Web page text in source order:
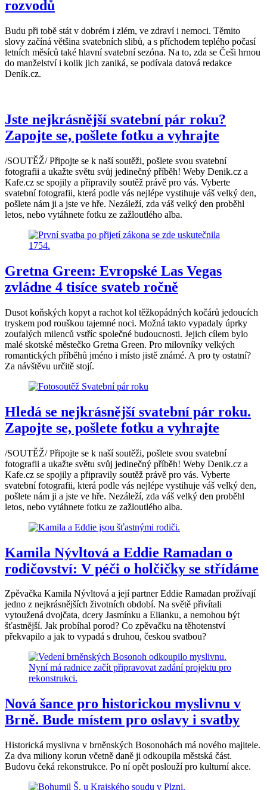
rozvodů
Budu při tobě stát v dobrém i zlém, ve zdraví i nemoci. Těmito
slovy začíná většina svatebních slibů, a s příchodem teplého počasí
letních měsíců také hlavní svatební sezóna. Na to, zda se Češi hrnou
do manželství i kolik jich zaniká, se podívala datová redakce
Deník.cz.
Jste nejkrásnější svatební pár roku?
Zapojte se, pošlete fotku a vyhrajte
/SOUTĚŽ/ Připojte se k naší soutěži, pošlete svou svatební
fotografii a ukažte světu svůj jedinečný příběh! Weby Denik.cz a
Kafe.cz se spojily a připravily soutěž právě pro vás. Vyberte
svatební fotografii, která podle vás nejlépe vystihuje váš velký den,
pošlete nám ji a jste ve hře. Nezáleží, zda váš velký den proběhl
letos, nebo vytáhnete fotku ze zažloutlého alba.
Gretna Green: Evropské Las Vegas
zvládne 4 tisíce svateb ročně
Dusot koňských kopyt a rachot kol těžkopádných kočárů jedoucích
tryskem pod rouškou tajemné noci. Možná takto vypadaly úprky
zoufalých milenců vstříc společné budoucnosti. Jejich cílem bylo
malé skotské městečko Gretna Green. Pro milovníky velkých
romantických příběhů jméno i místo jistě známé. A pro ty ostatní?
Za návštěvu určitě stojí.
Hledá se nejkrásnější svatební pár roku.
Zapojte se, pošlete fotku a vyhrajte
/SOUTĚŽ/ Připojte se k naší soutěži, pošlete svou svatební
fotografii a ukažte světu svůj jedinečný příběh! Weby Denik.cz a
Kafe.cz se spojily a připravily soutěž právě pro vás. Vyberte
svatební fotografii, která podle vás nejlépe vystihuje váš velký den,
pošlete nám ji a jste ve hře. Nezáleží, zda váš velký den proběhl
letos, nebo vytáhnete fotku ze zažloutlého alba.
Kamila Nývltová a Eddie Ramadan o
rodičovství: V péči o holčičky se střídáme
Zpěvačka Kamila Nývltová a její partner Eddie Ramadan prožívají
jedno z nejkrásnějších životních období. Na světě přivítali
vytoužená dvojčata, dcery Jasmínku a Elianku, a nemohou být
šťastnější. Jak probíhal porod? Co zpěvačku na těhotenství
překvapilo a jak to vypadá s druhou, českou svatbou?
Nová šance pro historickou myslivnu v
Brně. Bude místem pro oslavy i svatby
Historická myslivna v brněnských Bosonohách má nového majitele.
Za dva miliony korun včetně daně ji odkoupila městská část.
Budovu čeká rekonstrukce. Po ní opět poslouží pro kulturní akce.